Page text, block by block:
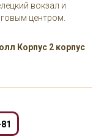
вокзал и
центром.
Корпус 2 корпус